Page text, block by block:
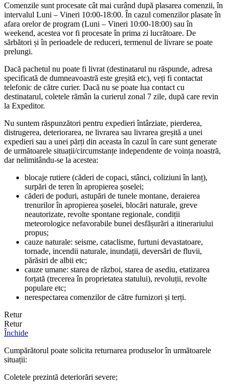
Comenzile sunt procesate cât mai curând după plasarea comenzii, în
intervalul Luni – Vineri 10:00-18:00. În cazul comenzilor plasate în
afara orelor de program (Luni – Vineri 10:00-18:00) sau în
weekend, acestea vor fi procesate în prima zi lucrătoare. De
sărbători și în perioadele de reduceri, termenul de livrare se poate
prelungi.
Dacă pachetul nu poate fi livrat (destinatarul nu răspunde, adresa
specificată de dumneavoastră este greșită etc), veți fi contactat
telefonic de către curier. Dacă nu se poate lua contact cu
destinatarul, coletele rămân la curierul zonal 7 zile, după care revin
la Expeditor.
Nu suntem răspunzători pentru expedieri întârziate, pierderea,
distrugerea, deteriorarea, ne livrarea sau livrarea greșită a unei
expedieri sau a unei părți din aceasta în cazul în care sunt generate
de următoarele situații/circumstanțe independente de voința noastră,
dar nelimitându-se la acestea:
blocaje rutiere (căderi de copaci, stânci, coliziuni în lanț),
surpări de teren în apropierea șoselei;
căderi de poduri, astupări de tunele montane, deraierea
trenurilor în apropierea șoselei, blocări naturale, greve
neautorizate, revolte spontane regionale, condiții
meteorologice nefavorabile bunei desfășurări a itinerariului
propus;
cauze naturale: seisme, cataclisme, furtuni devastatoare,
tornade, incendii naturale, inundații, deversări de fluvii,
părăsiri de albii etc;
cauze umane: starea de război, starea de asediu, etatizarea
forțată (trecerea în proprietatea statului), revoluții, revolte
populare etc;
nerespectarea comenzilor de către furnizori și terți.
Retur
Retur
Închide
Cumpărătorul poate solicita returnarea produselor în următoarele
situații:
Coletele prezintă deteriorări severe;